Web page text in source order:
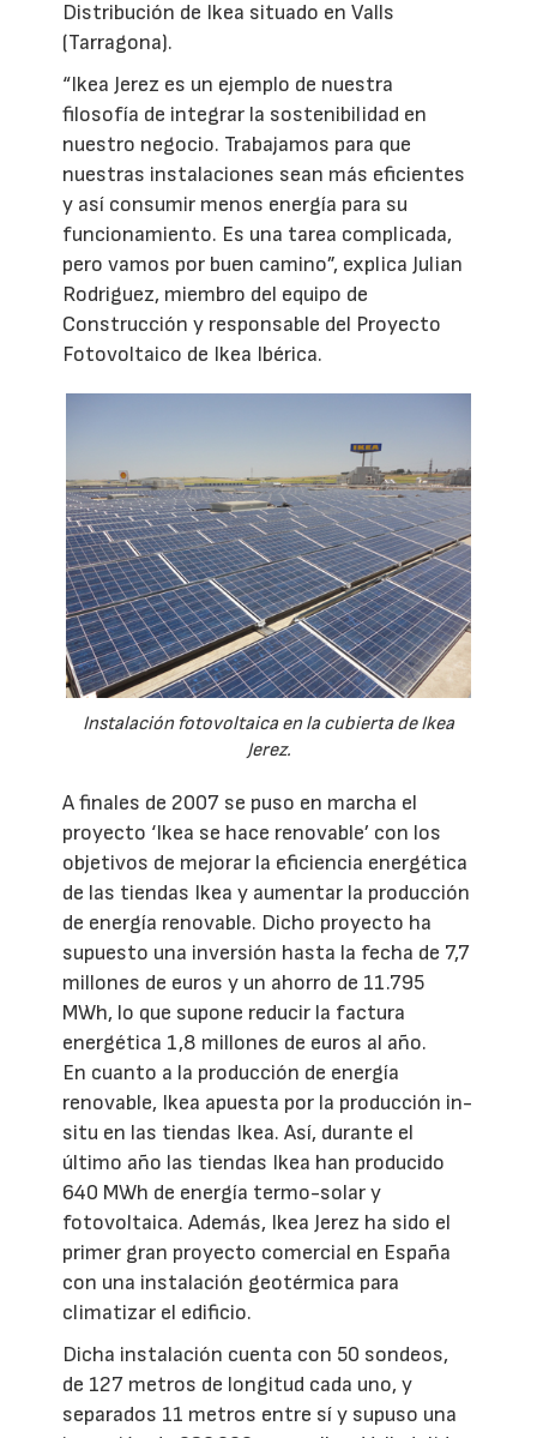
Distribución de Ikea situado en Valls
(Tarragona).
“Ikea Jerez es un ejemplo de nuestra
filosofía de integrar la sostenibilidad en
nuestro negocio. Trabajamos para que
nuestras instalaciones sean más eficientes
y así consumir menos energía para su
funcionamiento. Es una tarea complicada,
pero vamos por buen camino”, explica Julian
Rodriguez, miembro del equipo de
Construcción y responsable del Proyecto
Fotovoltaico de Ikea Ibérica.
Instalación fotovoltaica en la cubierta de Ikea
Jerez.
A finales de 2007 se puso en marcha el
proyecto ‘Ikea se hace renovable’ con los
objetivos de mejorar la eficiencia energética
de las tiendas Ikea y aumentar la producción
de energía renovable. Dicho proyecto ha
supuesto una inversión hasta la fecha de 7,7
millones de euros y un ahorro de 11.795
MWh, lo que supone reducir la factura
energética 1,8 millones de euros al año.
En cuanto a la producción de energía
renovable, Ikea apuesta por la producción in-
situ en las tiendas Ikea. Así, durante el
último año las tiendas Ikea han producido
640 MWh de energía termo-solar y
fotovoltaica. Además, Ikea Jerez ha sido el
primer gran proyecto comercial en España
con una instalación geotérmica para
climatizar el edificio.
Dicha instalación cuenta con 50 sondeos,
de 127 metros de longitud cada uno, y
separados 11 metros entre sí y supuso una